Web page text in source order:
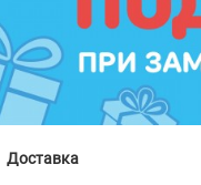
Доставка